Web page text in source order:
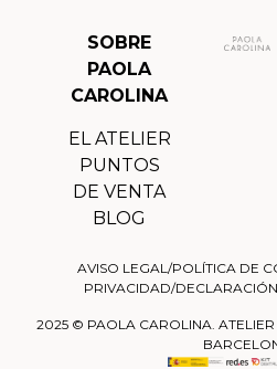
SOBRE
PAOLA
CAROLINA
EL ATELIER
PUNTOS
DE VENTA
BLOG
AVISO LEGAL/POLÍTICA DE
PRIVACIDAD/
2025 © PAOLA CAROLINA.